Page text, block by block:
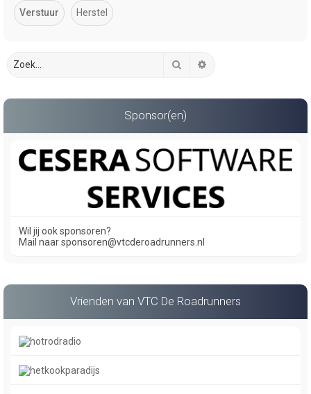
Zoek
Sponsor(en)
Wil jij ook sponsoren?
Mail naar sponsoren@vtcderoadrunners.nl
Vrienden van VTC De Roadrunners